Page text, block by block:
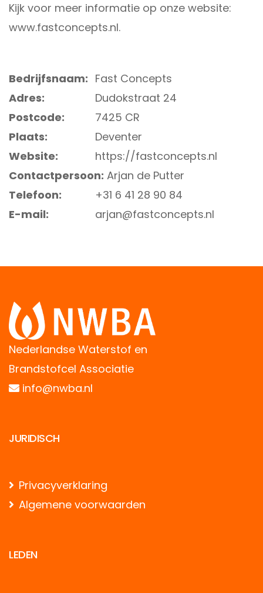
Kijk voor meer informatie op onze website:
www.fastconcepts.nl.
Bedrijfsnaam: Fast Concepts
Adres:
Dudokstraat 24
Postcode:
7425 CR
Plaats:
Deventer
Website:
https://fastconcepts.nl
Contactpersoon: Arjan de Putter
Telefoon:
+31 6 41 28 90 84
E-mail:
arjan@fastconcepts.nl
Nederlandse Waterstof en
Brandstofcel Associatie
info@nwba.nl
JURIDISCH
Privacyverklaring
Algemene voorwaarden
LEDEN